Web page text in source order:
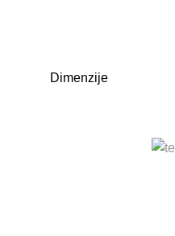
Dimenzije